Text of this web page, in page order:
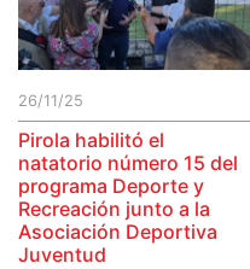
26/11/25
Pirola habilitó el
natatorio número 15 del
programa Deporte y
Recreación junto a la
Asociación Deportiva
Juventud